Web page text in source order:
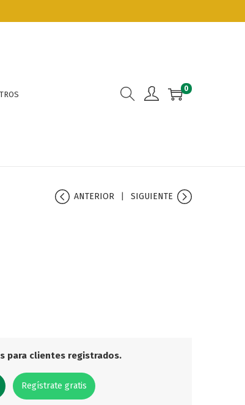
0
ANTERIOR SIGUIENTE
para clientes registrados.
Regístrate gratis